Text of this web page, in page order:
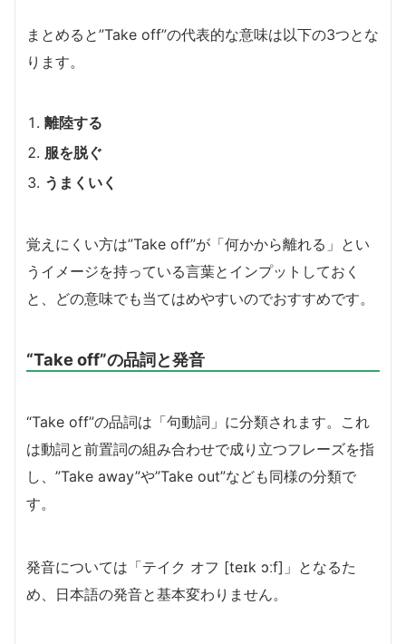
まとめると”Take off”の代表的な意味は以下の3つとな
ります。
離陸する
服を脱ぐ
うまくいく
覚えにくい方は”Take off”が「何かから離れる」とい
うイメージを持っている言葉とインプットしておく
と、どの意味でも当てはめやすいのでおすすめです。
“Take off”の品詞と発音
“Take off”の品詞は「句動詞」に分類されます。これ
は動詞と前置詞の組み合わせで成り立つフレーズを指
し、”Take away”や”Take out”なども同様の分類で
す。
発音については「テイク オフ [teɪk ɔːf]」となるた
め、日本語の発音と基本変わりません。